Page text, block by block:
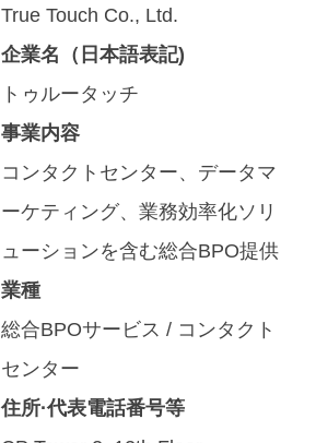
True Touch Co., Ltd.
企業名（日本語表記)
トゥルータッチ
事業内容
コンタクトセンター、データマ
ーケティング、業務効率化ソリ
ューションを含む総合BPO提供
業種
総合BPOサービス / コンタクト
センター
住所·代表電話番号等